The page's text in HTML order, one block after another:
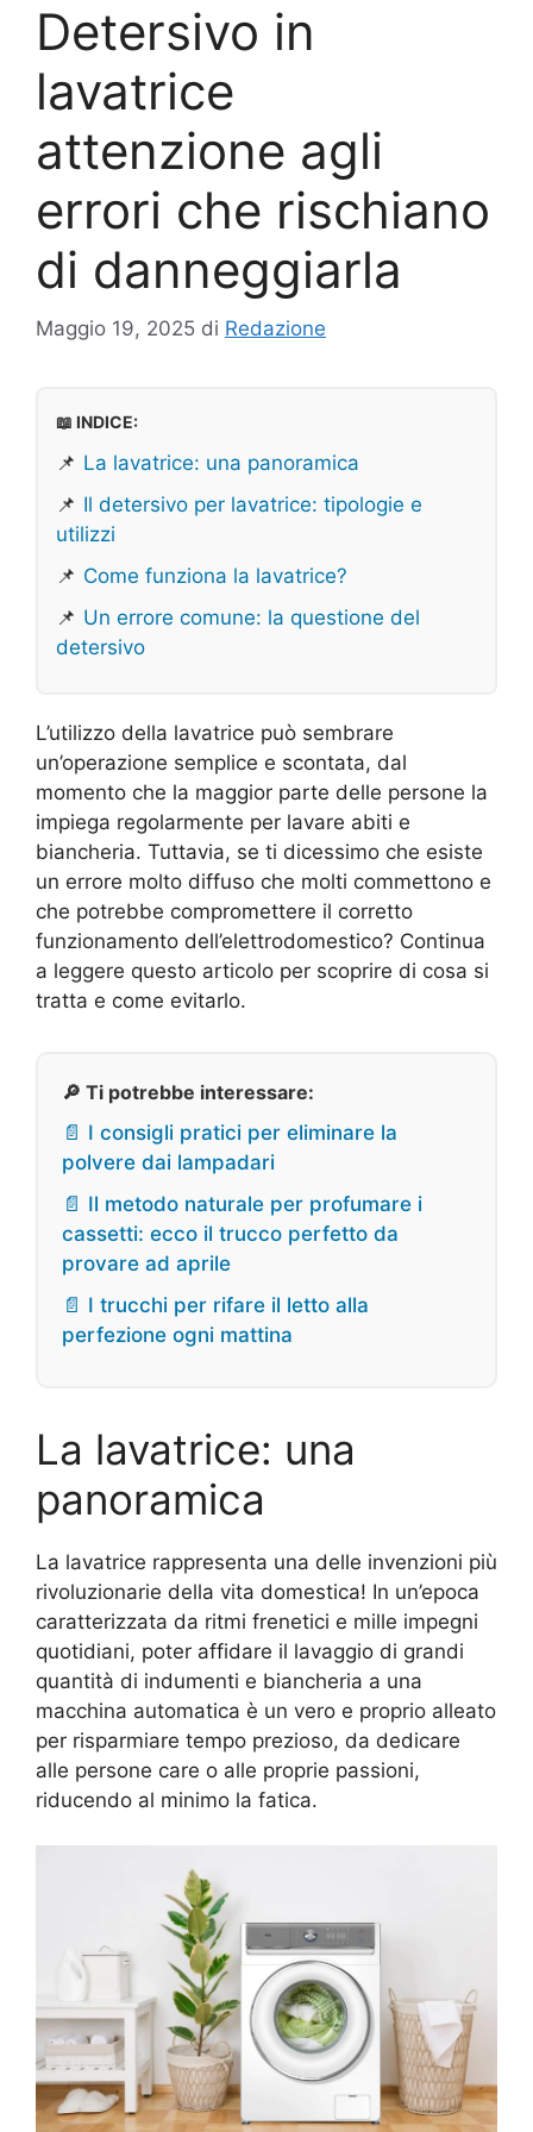
Detersivo in
lavatrice
attenzione agli
errori che rischiano
di danneggiarla
Maggio 19, 2025 di Redazione
📖 INDICE:
📌 La lavatrice: una panoramica
📌 Il detersivo per lavatrice: tipologie e
utilizzi
📌 Come funziona la lavatrice?
📌 Un errore comune: la questione del
detersivo
L’utilizzo della lavatrice può sembrare
un’operazione semplice e scontata, dal
momento che la maggior parte delle persone la
impiega regolarmente per lavare abiti e
biancheria. Tuttavia, se ti dicessimo che esiste
un errore molto diffuso che molti commettono e
che potrebbe compromettere il corretto
funzionamento dell’elettrodomestico? Continua
a leggere questo articolo per scoprire di cosa si
tratta e come evitarlo.
🔎 Ti potrebbe interessare:
📄 I consigli pratici per eliminare la
polvere dai lampadari
📄 Il metodo naturale per profumare i
cassetti: ecco il trucco perfetto da
provare ad aprile
📄 I trucchi per rifare il letto alla
perfezione ogni mattina
La lavatrice: una
panoramica
La lavatrice rappresenta una delle invenzioni più
rivoluzionarie della vita domestica! In un’epoca
caratterizzata da ritmi frenetici e mille impegni
quotidiani, poter affidare il lavaggio di grandi
quantità di indumenti e biancheria a una
macchina automatica è un vero e proprio alleato
per risparmiare tempo prezioso, da dedicare
alle persone care o alle proprie passioni,
riducendo al minimo la fatica.